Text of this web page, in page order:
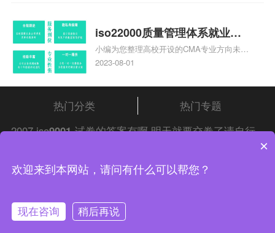
标准是什么相关iso体系认证知识，详情可
查看下方正文！
iso22000质量管理体系就业方
向，质量管理与认证就业方向
小编为您整理高校开设的CMA专业方向未来
就业前景及就业方向如何、cma就业方向有
和cma未来就业方向、大学生考完cma，就
哪些就业方向相关iso体系认证知识，详情
可查看下方正文！
2023-08-01
热门分类
热门专题
2007 iso9001 试卷的答案有啊 明天就要交卷了请自行
中证集团体系认证 版权所有 Copyright © 2022
渝公网安备 50010502003954号
联系我们
×
欢迎来到本网站，请问有什么可以帮您？
现在咨询 稍后再说